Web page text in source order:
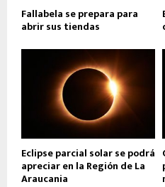
Fallabela se prepara para
abrir sus tiendas
Eclipse parcial solar se podrá
apreciar en la Región de La
Araucania